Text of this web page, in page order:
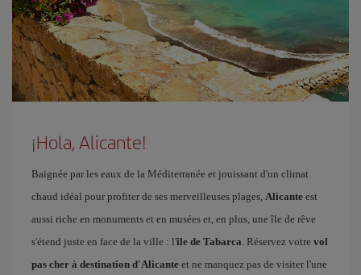
¡Hola, Alicante!
Baignée par les eaux de la Méditerranée et jouissant d'un climat
chaud idéal pour profiter de ses merveilleuses plages, Alicante est
aussi riche en monuments et en musées et, en plus, une île de rêve
s'étend juste en face de la ville : l'île de Tabarca. Réservez votre vol
pas cher à destination d'Alicante et ne manquez pas de visiter l'une